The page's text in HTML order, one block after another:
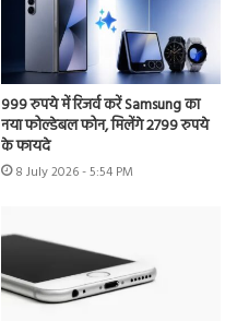
999 रुपये में रिजर्व करें Samsung का
नया फोल्डेबल फोन, मिलेंगे 2799 रुपये
के फायदे
8 July 2026 - 5:54 PM